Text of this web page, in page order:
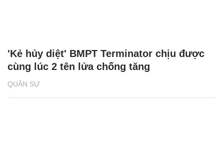
QUÂN SỰ
'Kẻ hủy diệt' BMPT Terminator chịu được
cùng lúc 2 tên lửa chống tăng